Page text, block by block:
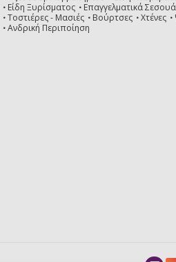
Είδη Ξυρίσματος
Επαγγελματικά
Τοστιέρες - Μασιές
Βούρτσες Χτένες
Ανδρική Περιποίηση